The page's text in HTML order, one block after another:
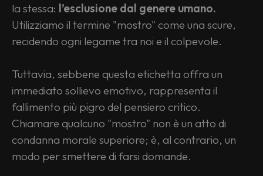
la stessa: l’esclusione dal genere umano.
Utilizziamo il termine "mostro" come una scure,
recidendo ogni legame tra noi e il colpevole.
Tuttavia, sebbene questa etichetta offra un
immediato sollievo emotivo, rappresenta il
fallimento più pigro del pensiero critico.
Chiamare qualcuno "mostro" non è un atto di
condanna morale superiore; è, al contrario, un
modo per smettere di farsi domande.